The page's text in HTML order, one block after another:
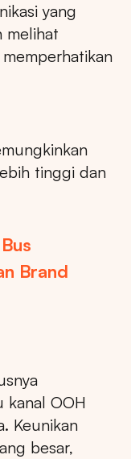
yang
melihat
tinggi dan
Brand
kanal OOH
Keunikan
besar,